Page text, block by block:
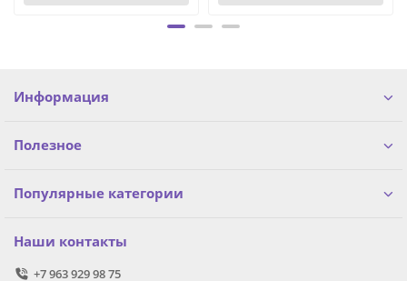
Информация
Полезное
Популярные категории
Наши контакты
+7 963 929 98 75